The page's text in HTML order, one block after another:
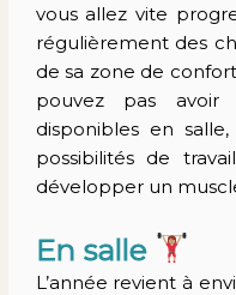
vous allez vite
régulièrement des
de sa zone de
pouvez pas avoir
disponibles en
possibilités de
développer un
En salle
L’année revient à